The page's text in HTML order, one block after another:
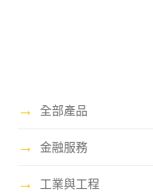
→ 全部產品
→ 金融服務
→ 工業與工程